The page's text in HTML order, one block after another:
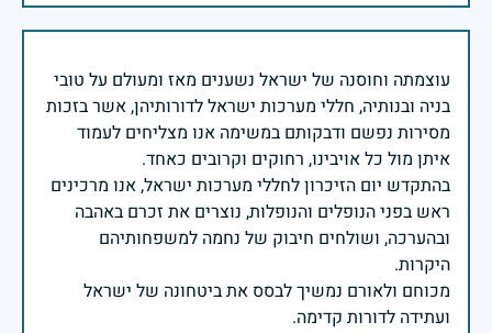
עוצמתה וחוסנה של ישראל נשענים מאז ומעולם על טובי
בניה ובנותיה, חללי מערכות ישראל לדורותיהן, אשר בזכות
מסירות נפשם ודבקותם במשימה אנו מצליחים לעמוד
בהתקדש יום הזיכרון לחללי מערכות ישראל, אנו מרכינים
ראש בפני הנופלים והנופלות, נוצרים את זכרם באהבה
ובהערכה, ושולחים חיבוק של נחמה למשפחותיהם
מכוחם ולאורם נמשיך לבסס את ביטחונה של ישראל
ועתידה לדורות קדימה.